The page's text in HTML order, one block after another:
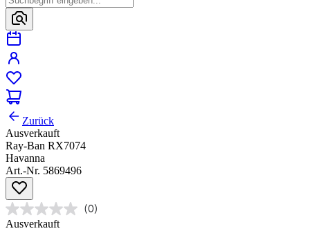
Zurück
Ausverkauft
Ray-Ban RX7074
Havanna
Art.-Nr. 5869496
(0)
Ausverkauft